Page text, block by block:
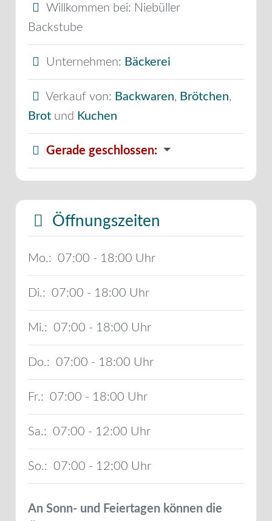
Willkommen bei: Niebüller
Backstube
Unternehmen: Bäckerei
Verkauf von: Backwaren, Brötchen,
Brot und Kuchen
Gerade geschlossen:
Öffnungszeiten
Mo.: 07:00 - 18:00
Di.: 07:00 - 18:00
Mi.: 07:00 - 18:00
Do.: 07:00 - 18:00
Fr.: 07:00 - 18:00
Sa.: 07:00 - 12:00
So.: 07:00 - 12:00
An Sonn- und Feiertagen können die